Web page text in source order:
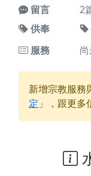
留言
2
供奉
服務
新增宗教服務
定 」，跟更多